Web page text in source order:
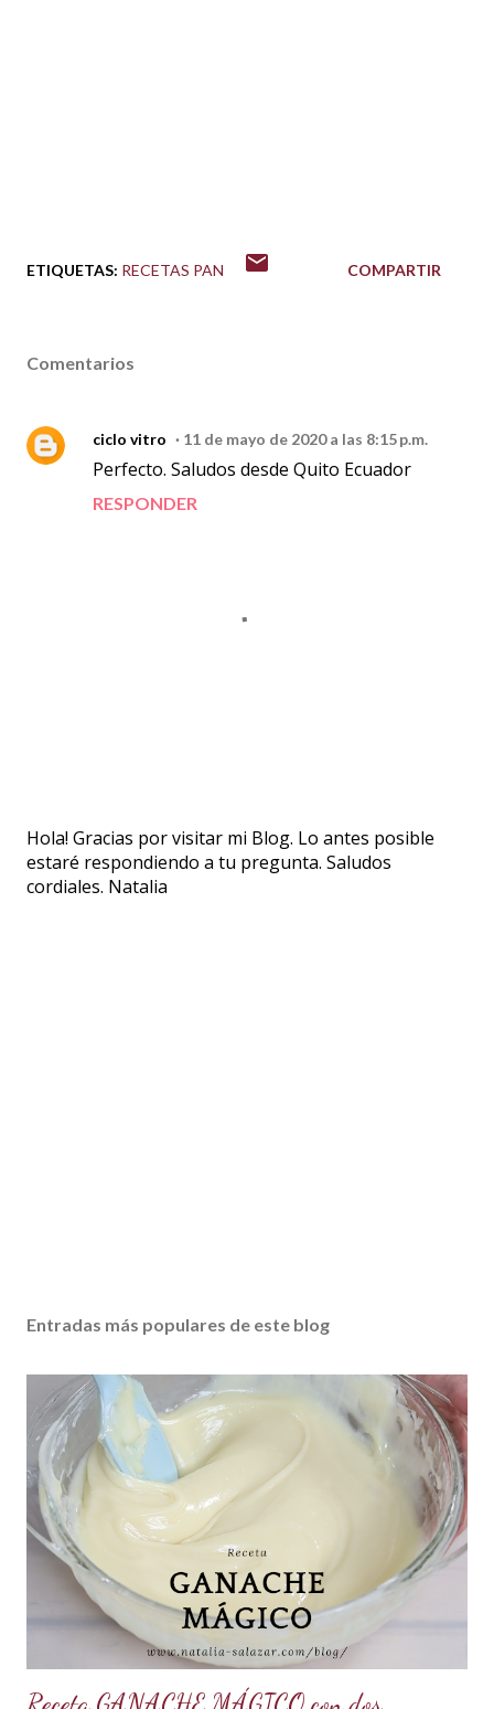
ETIQUETAS: RECETAS PAN COMPARTIR
Comentarios
ciclo vitro 11 de mayo de 2020 a las 8:15 p.m.
Perfecto. Saludos desde Quito Ecuador
RESPONDER
P
u
b
Hola! Gracias por visitar mi Blog. Lo antes posible
estaré respondiendo a tu pregunta. Saludos
cordiales. Natalia
Entradas más populares de este blog